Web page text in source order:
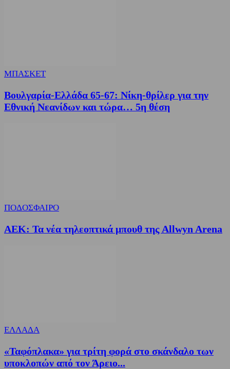
ΜΠΑΣΚΕΤ
Βουλγαρία-Ελλάδα 65-67: Νίκη-θρίλερ για την
Εθνική Νεανίδων και τώρα… 5η θέση
ΠΟΔΟΣΦΑΙΡΟ
ΑΕΚ: Τα νέα τηλεοπτικά μπουθ της Allwyn Arena
ΕΛΛΑΔΑ
«Ταφόπλακα» για τρίτη φορά στο σκάνδαλο των
υποκλοπών από τον Άρειο...